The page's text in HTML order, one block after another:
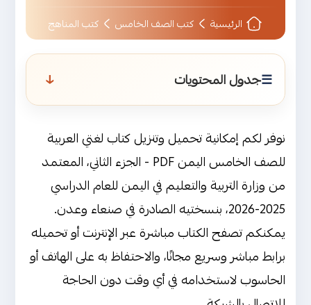
الرئيسية كتب الصف الخامس كتب المناهج
جدول المحتويات ↑
نبذة عن كتاب لغتي العربية (الجزء الثاني)
للصف الخامس اليمن
من هو مؤلف كتاب لغتي العربية (الجزء
الثاني) للصف الخامس ؟
محتوى كتاب لغتي العربية (الجزء الثاني)
للصف الخامس اليمن
شرح وتحليل مبسط لمحتوى كتاب لغتي
العربية (الجزء الثاني) للصف الخامس اليمن
نوفر لكم إمكانية تحميل وتنزيل كتاب لغتي العربية
للصف الخامس اليمن PDF - الجزء الثاني، المعتمد
من وزارة التربية والتعليم في اليمن للعام الدراسي
2025-2026، بنسختيه الصادرة في صنعاء وعدن.
يمكنكم تصفح الكتاب مباشرة عبر الإنترنت أو تحميله
برابط مباشر وسريع مجانًا، والاحتفاظ به على الهاتف أو
الحاسوب لاستخدامه في أي وقت دون الحاجة